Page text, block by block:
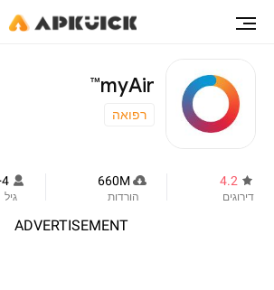
myAir™
רפואה
4.2
דירוגים
660M
הורדות
4+
גיל
ADVERTISEMENT